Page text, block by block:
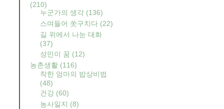
(210)
누군가의 생각 (136)
스며들어 쏫구치다 (22)
길 위에서 나눈 대화
(37)
성민이 꿈 (12)
농촌생활 (116)
착한 엄마의 밥상비법
(48)
건강 (60)
농사일지 (8)